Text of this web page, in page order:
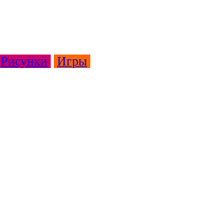
Рисунки
Игры